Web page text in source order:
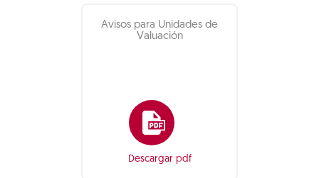
Avisos para Unidades de
Valuación
Descargar pdf